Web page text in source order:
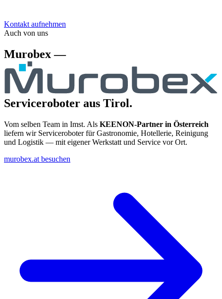
Kontakt aufnehmen
Auch von uns
Murobex —
Serviceroboter aus Tirol.
Vom selben Team in Imst. Als KEENON-Partner in Österreich
liefern wir Serviceroboter für Gastronomie, Hotellerie, Reinigung
und Logistik — mit eigener Werkstatt und Service vor Ort.
murobex.at besuchen